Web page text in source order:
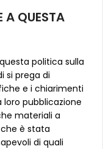
A QUESTA
politica sulla
si prega di
e i chiarimenti
pubblicazione
materiali a
è stata
di quali